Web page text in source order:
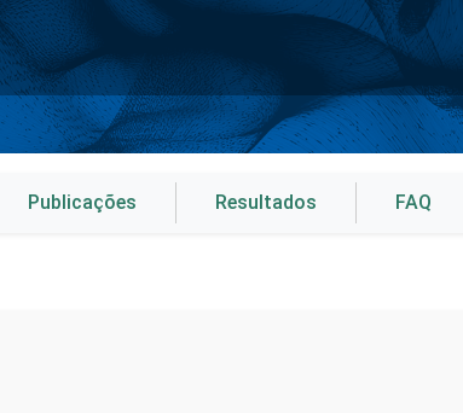
Publicações Resultados FAQ